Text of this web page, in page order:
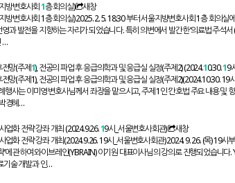
방변호사회1층 회의실)
새창
변호사회 1층 회의실) 2025. 2. 5. 18:30 부터 서울지방변호사회 1층 회의
발전을 지향하는 자리가 되었습니다. 특히 의변에서 발간한 ‘의료법 주석서
…
망(주제1), 전공의 파업 후 응급의학과 및 응급실 실정(주제2) (2024.10.30.19
망(주제1), 전공의 파업 후 응급의학과 및 응급실 실정(주제2)(2024.10.30.
사는 이미영 변호사님께서 좌장을 맡으시고, 주제 1인 ‘간호법 주요 내용 및
경혜…
업화 전략 강좌 개최 (2024.9.26.19시_서울변호사회관)
새창
업화 전략 강좌 개최(2024.9.26. 19시_서울변호사회관) 2024. 9. 26. (목) 19
’에 관하여 와이브레인(YBRAIN) 이기원 대표이사님의 강의로 진행되었습니
기술 개발과 인…